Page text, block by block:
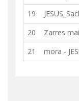
19
20
Zarres
21
mora -